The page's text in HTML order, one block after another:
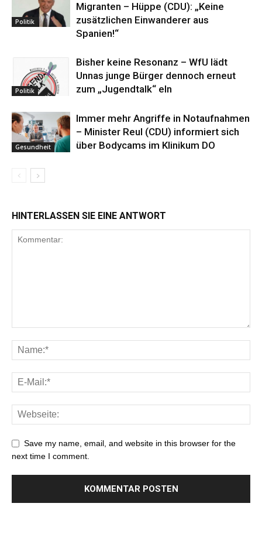
Politik
Migranten – Hüppe (CDU): „Keine
zusätzlichen Einwanderer aus
Spanien!“
Politik
Bisher keine Resonanz – WfU lädt
Unnas junge Bürger dennoch erneut
zum „Jugendtalk“ eln
Gesundheit
Immer mehr Angriffe in Notaufnahmen
– Minister Reul (CDU) informiert sich
über Bodycams im Klinikum DO
HINTERLASSEN SIE EINE ANTWORT
Save my name, email, and website in this browser for the
next time I comment.